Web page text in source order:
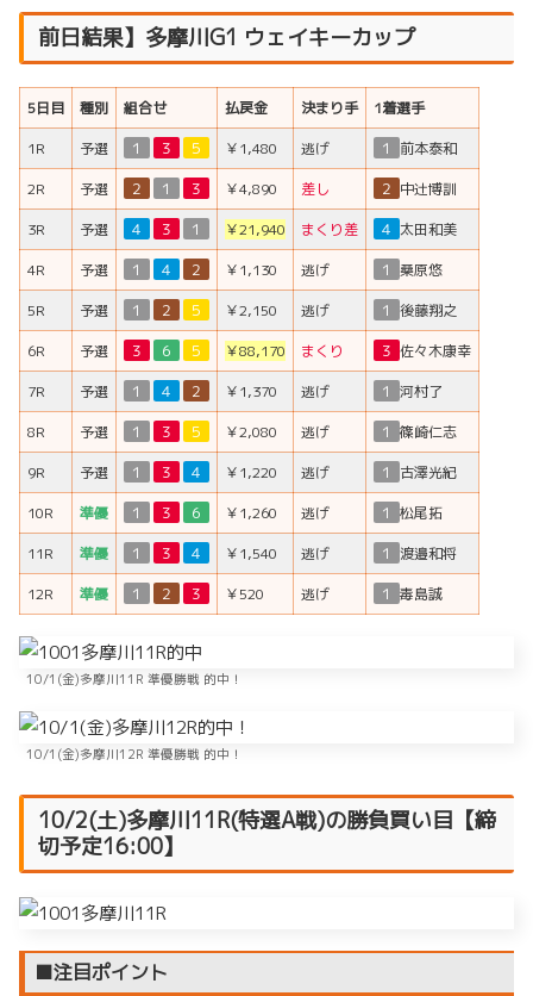
前日結果】多摩川G1 ウェイキーカップ
5日目 種別 組合せ 払戻金 決まり手
1着選手
1R
予選 １ ３ ５ ￥1,480 逃げ １
前本泰和
2R
予選 ２ １ ３ ￥4,890 差し ２ 中辻博訓
3R
予選 ４ ３ １ ￥21,940 まくり差 ４ 太田和美
4R
予選 １ ４ ２ ￥1,130 逃げ １ 桑原悠
5R
予選 １ ２ ５ ￥2,150 逃げ １ 後藤翔之
6R
予選 ３ ６ ５ ￥88,170 まくり ３ 佐々木康幸
7R
予選 １ ４ ２ ￥1,370 逃げ １ 河村了
8R
予選 １ ３ ５ ￥2,080 逃げ １ 篠崎仁志
9R
予選 １ ３ ４ ￥1,220 逃げ １
古澤光紀
10R
準優 １ ３ ６ ￥1,260 逃げ １ 松尾拓
11R
準優 １ ３ ４ ￥1,540 逃げ １ 渡邉和将
12R
準優 １ ２ ３ ￥520 逃げ １ 毒島誠
10/1(金)多摩川11R 準優勝戦 的中！
10/1(金)多摩川12R 準優勝戦 的中！
10/2(土)多摩川11R(特選A戦)の勝負買い目【締
切予定16:00】
■注目ポイント